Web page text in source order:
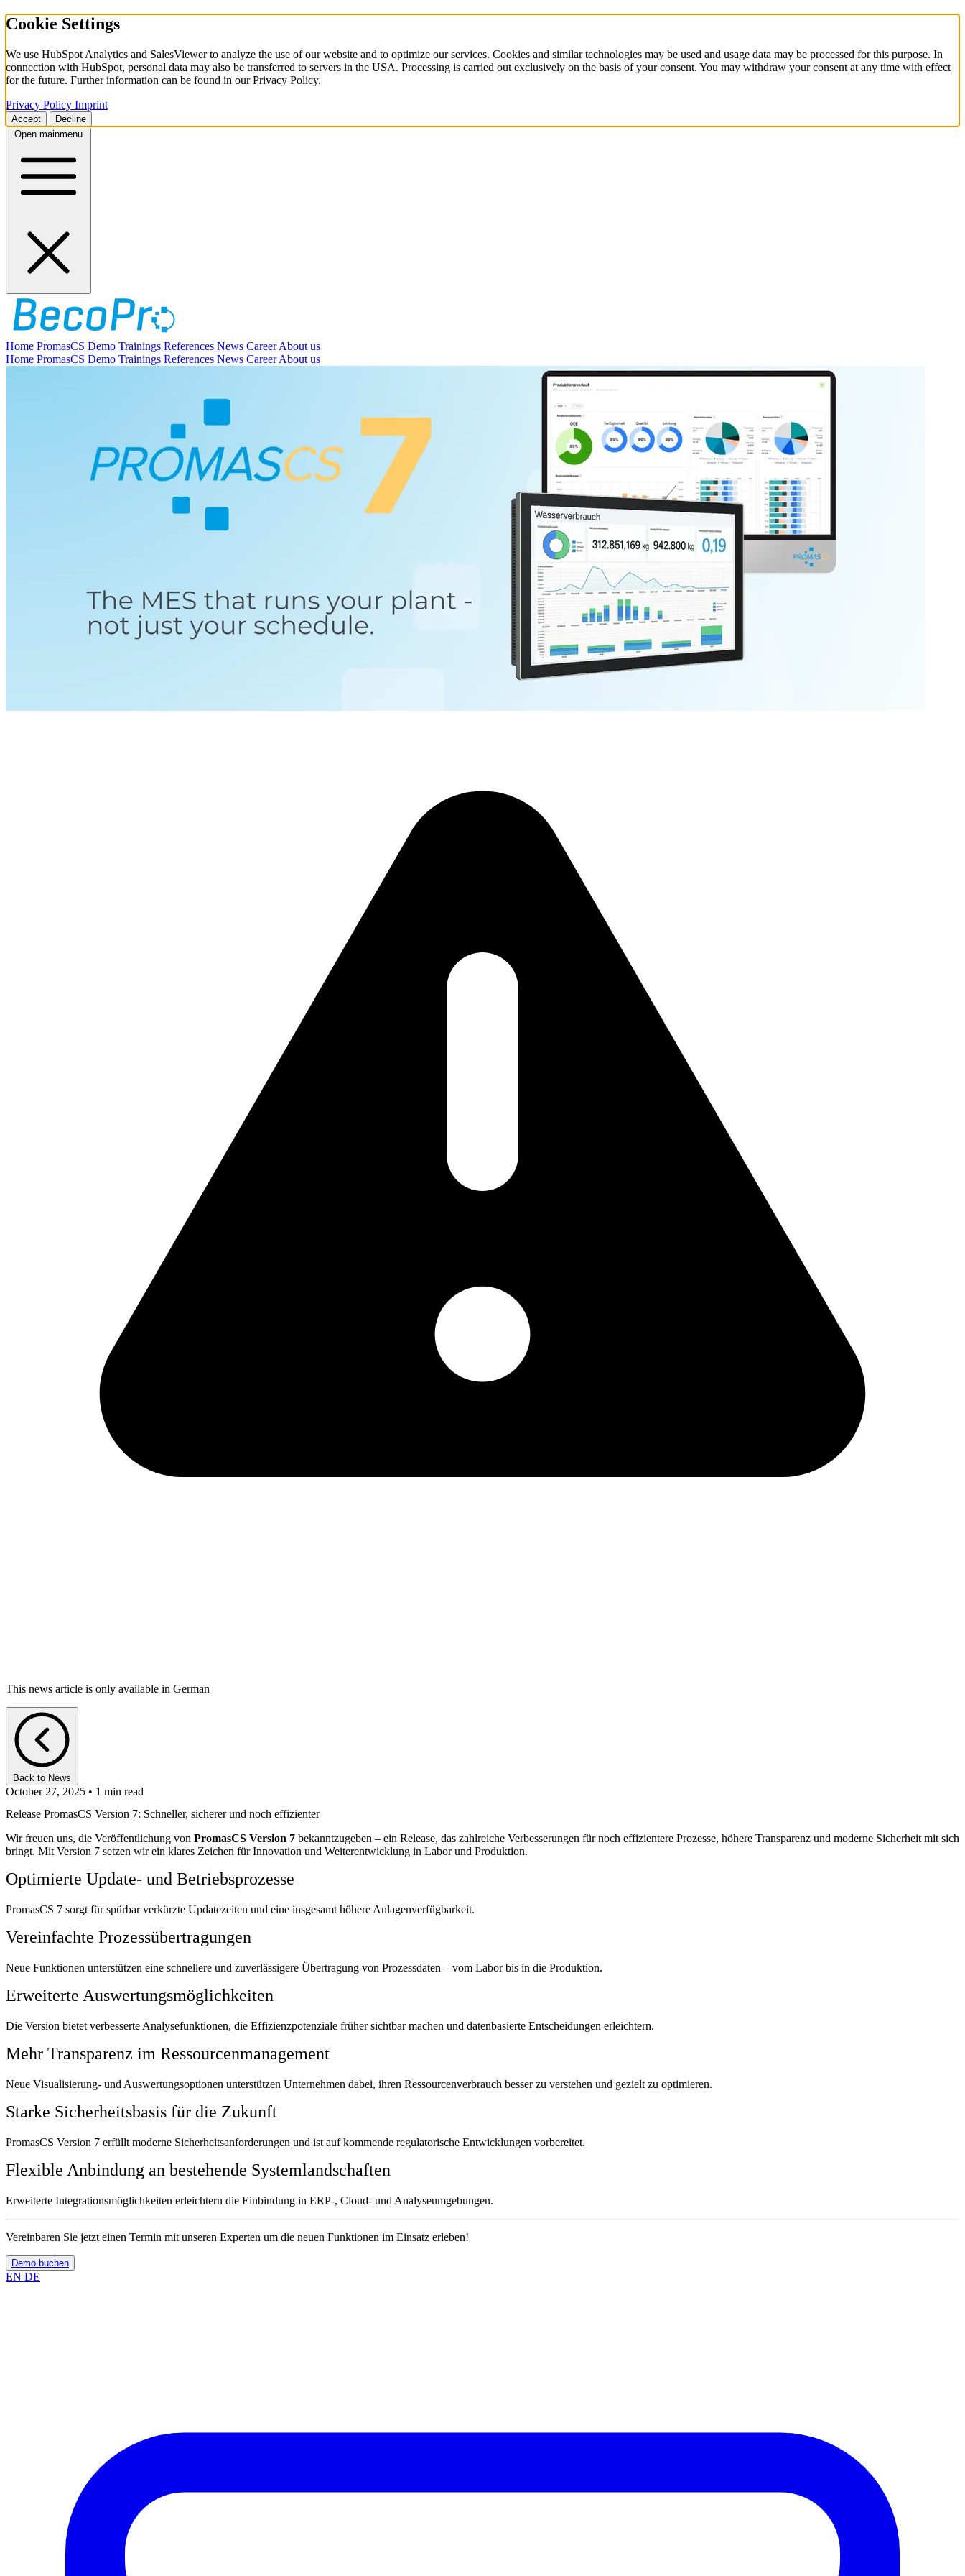
Cookie Settings
We use HubSpot Analytics and SalesViewer to analyze the use of our website and to optimize our services. Cookies and similar technologies may be used and usage data may be processed for this purpose. In
connection with HubSpot, personal data may also be transferred to servers in the USA. Processing is carried out exclusively on the basis of your consent. You may withdraw your consent at any time with effect
for the future. Further information can be found in our Privacy Policy.
Privacy Policy Imprint
Accept
Decline
Open mainmenu
Home PromasCS Demo Trainings References News CareerAbout us
Home PromasCS Demo Trainings References News CareerAbout us
This news article is only available in German
Back to News
October 27, 2025 • 1 min read
Release PromasCS Version 7: Schneller, sicherer und noch effizienter
Wir freuen uns, die Veröffentlichung von PromasCS Version 7 bekanntzugeben – ein Release, das zahlreiche Verbesserungen für noch effizientere Prozesse, höhere Transparenz und moderne Sicherheit mit sich
bringt. Mit Version 7 setzen wir ein klares Zeichen für Innovation und Weiterentwicklung in Labor und Produktion.
Optimierte Update- und Betriebsprozesse
PromasCS 7 sorgt für spürbar verkürzte Updatezeiten und eine insgesamt höhere Anlagenverfügbarkeit.
Vereinfachte Prozessübertragungen
Neue Funktionen unterstützen eine schnellere und zuverlässigere Übertragung von Prozessdaten – vom Labor bis in die Produktion.
Erweiterte Auswertungsmöglichkeiten
Die Version bietet verbesserte Analysefunktionen, die Effizienzpotenziale früher sichtbar machen und datenbasierte Entscheidungen erleichtern.
Mehr Transparenz im Ressourcenmanagement
Neue Visualisierung- und Auswertungsoptionen unterstützen Unternehmen dabei, ihren Ressourcenverbrauch besser zu verstehen und gezielt zu optimieren.
Starke Sicherheitsbasis für die Zukunft
PromasCS Version 7 erfüllt moderne Sicherheitsanforderungen und ist auf kommende regulatorische Entwicklungen vorbereitet.
Flexible Anbindung an bestehende Systemlandschaften
Erweiterte Integrationsmöglichkeiten erleichtern die Einbindung in ERP-, Cloud- und Analyseumgebungen.
Vereinbaren Sie jetzt einen Termin mit unseren Experten um die neuen Funktionen im Einsatz erleben!
Demo buchen
EN DE